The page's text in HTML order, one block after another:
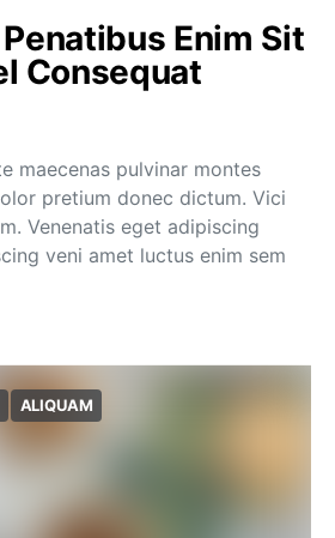
Enim Sit
Consequat
maecenas pulvinar montes
pretium donec dictum. Vici
Venenatis eget adipiscing
veni amet luctus enim sem
ALIQUAM